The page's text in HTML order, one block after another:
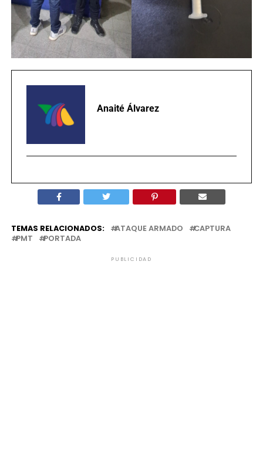
Anaité Álvarez
TEMAS RELACIONADOS: ATAQUE ARMADO
CAPTURA
PMT
PORTADA
PUBLICIDAD